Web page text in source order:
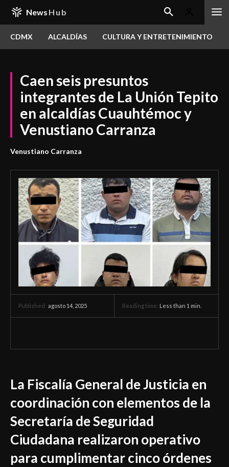
News Hub
CDMX ALCALDÍAS CULTURA Y ENTRETENIMIENTO
Caen seis presuntos
integrantes de La Unión Tepito
en alcaldías Cuauhtémoc y
Venustiano Carranza
Venustiano Carranza
Published: agosto 14, 2025 Reading time: Less than 1 min.
La Fiscalía General de Justicia en
coordinación con elementos de la
Secretaría de Seguridad
Ciudadana realizaron operativo
para cumplimentar cinco órdenes